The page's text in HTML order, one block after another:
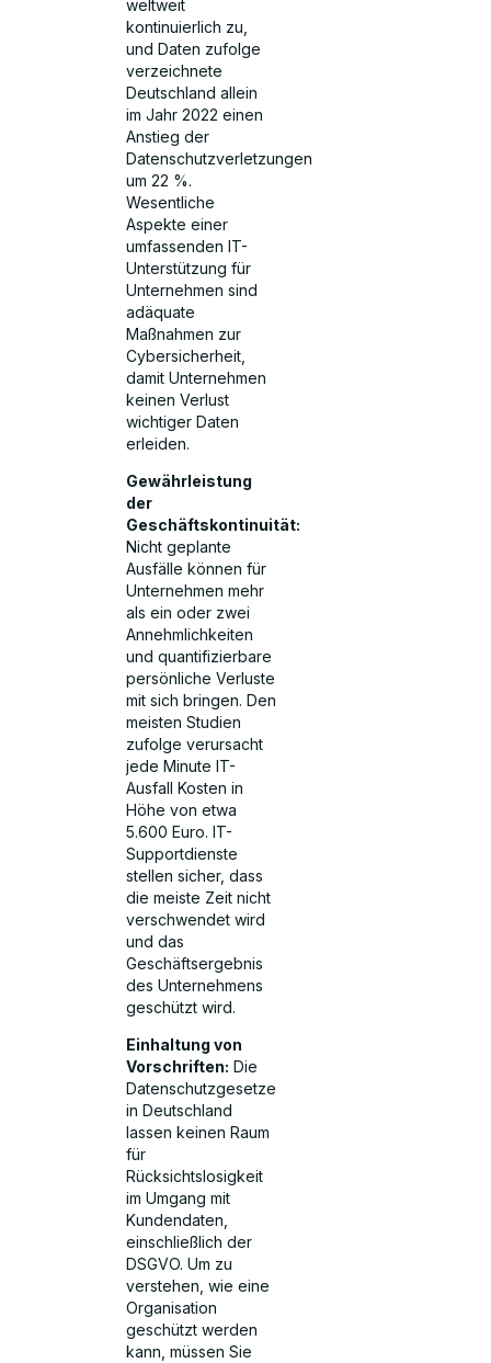
weltweit
kontinuierlich zu,
und Daten zufolge
verzeichnete
Deutschland allein
im Jahr 2022 einen
Anstieg der
Datenschutzverletzungen
um 22 %.
Wesentliche
Aspekte einer
umfassenden IT-
Unterstützung für
Unternehmen sind
adäquate
Maßnahmen zur
Cybersicherheit,
damit Unternehmen
keinen Verlust
wichtiger Daten
erleiden.
Gewährleistung
der
Geschäftskontinuität:
Nicht geplante
Ausfälle können für
Unternehmen mehr
als ein oder zwei
Annehmlichkeiten
und quantifizierbare
persönliche Verluste
mit sich bringen. Den
meisten Studien
zufolge verursacht
jede Minute IT-
Ausfall Kosten in
Höhe von etwa
5.600 Euro. IT-
Supportdienste
stellen sicher, dass
die meiste Zeit nicht
verschwendet wird
und das
Geschäftsergebnis
des Unternehmens
geschützt wird.
Einhaltung von
Vorschriften: Die
Datenschutzgesetze
in Deutschland
lassen keinen Raum
für
Rücksichtslosigkeit
im Umgang mit
Kundendaten,
einschließlich der
DSGVO. Um zu
verstehen, wie eine
Organisation
geschützt werden
kann, müssen Sie